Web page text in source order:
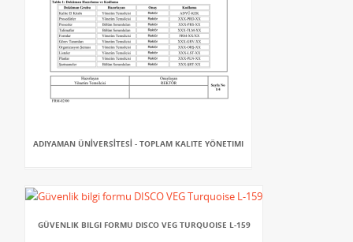
ADIYAMAN ÜNİVERSİTESİ - TOPLAM KALITE YÖNETIMI
GÜVENLIK BILGI FORMU DISCO VEG TURQUOISE L-159